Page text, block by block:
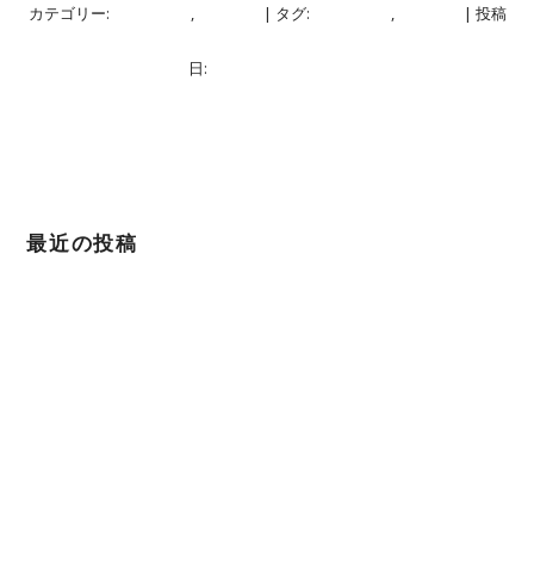
カテゴリー: , | タグ: , | 投稿
日:
最近の投稿